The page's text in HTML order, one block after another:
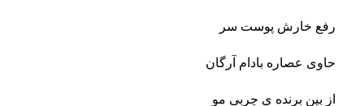
رفع خارش پوست سر
حاوی عصاره بادام آرگان
از بین برنده ی چربی مو